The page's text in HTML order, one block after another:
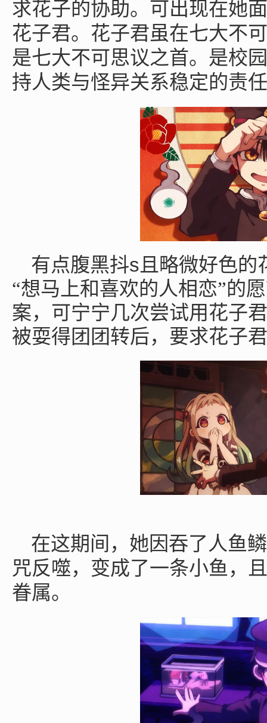
求花子的协助。可出现在她
花子君。花子君虽在七大不
是七大不可思议之首。是校
持人类与怪异关系稳定的责
有点腹黑抖s 且略微好色
“想马上和喜欢的人相恋”的
案，可宁宁几次尝试用花子
被耍得团团转后，要求花子
在这期间，她因吞了人鱼
咒反噬，变成了一条小鱼，
眷属。